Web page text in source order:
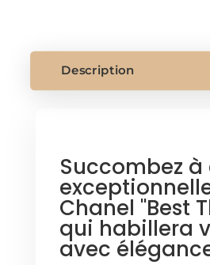
Description
Succombez
Chanel "Best
qui habillera
avec